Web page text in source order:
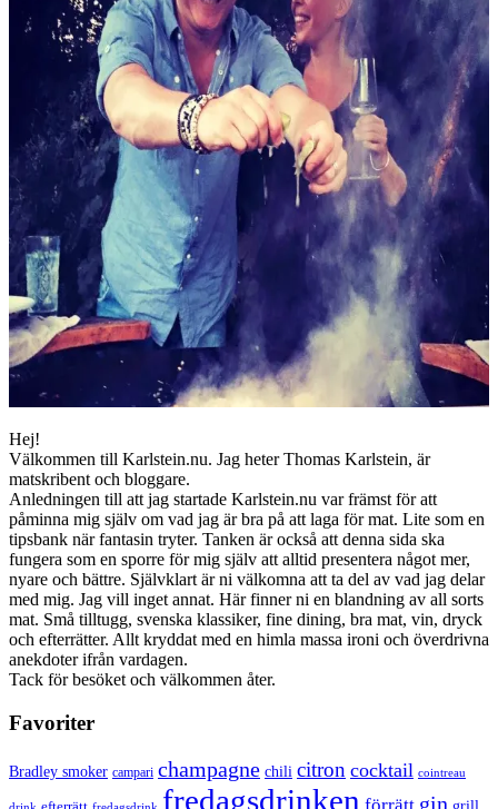
Hej!
Välkommen till Karlstein.nu. Jag heter Thomas Karlstein, är
matskribent och bloggare.
Anledningen till att jag startade Karlstein.nu var främst för att
påminna mig själv om vad jag är bra på att laga för mat. Lite som en
tipsbank när fantasin tryter. Tanken är också att denna sida ska
fungera som en sporre för mig själv att alltid presentera något mer,
nyare och bättre. Självklart är ni välkomna att ta del av vad jag delar
med mig. Jag vill inget annat. Här finner ni en blandning av all sorts
mat. Små tilltugg, svenska klassiker, fine dining, bra mat, vin, dryck
och efterrätter. Allt kryddat med en himla massa ironi och överdrivna
anekdoter ifrån vardagen.
Tack för besöket och välkommen åter.
Favoriter
Bradley smoker campari champagne chili citron cocktail cointreau
fredagsdrinken gin